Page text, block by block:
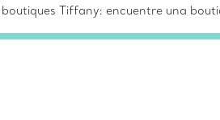
Tiffany: encuentre una